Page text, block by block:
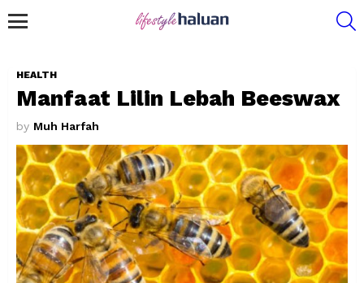
HEALTH
Manfaat Lilin Lebah Beeswax
by Muh Harfah